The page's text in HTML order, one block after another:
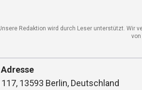
Redaktion wird durch Leser unterstützt. Wir
von
Adresse
13593 Berlin, Deutschland